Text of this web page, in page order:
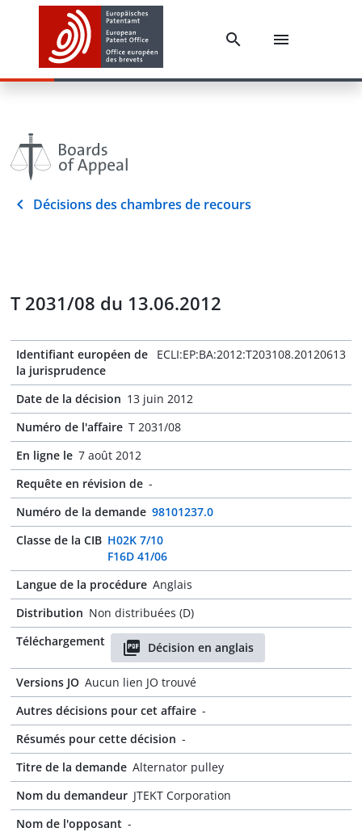
Décisions des chambres de recours
T 2031/08 du 13.06.2012
Identifiant européen de
la jurisprudence
ECLI:EP:BA:2012:T203108.20120613
Date de la décision 13 juin 2012
Numéro de l'affaire T 2031/08
En ligne le 7 août 2012
Requête en révision de -
Numéro de la demande 98101237.0
Classe de la CIB H02K 7/10
F16D 41/06
Langue de la procédure Anglais
Distribution Non distribuées (D)
Téléchargement
Décision en anglais
Versions JO Aucun lien JO trouvé
Autres décisions pour cet affaire -
Résumés pour cette décision -
Titre de la demande Alternator pulley
Nom du demandeur JTEKT Corporation
Nom de l'opposant -